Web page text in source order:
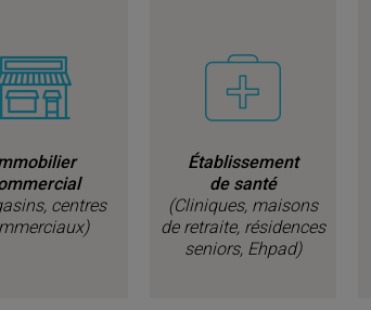
centres
Établissement
de santé
(Cliniques, maisons
de retraite, résidences
seniors, Ehpad)